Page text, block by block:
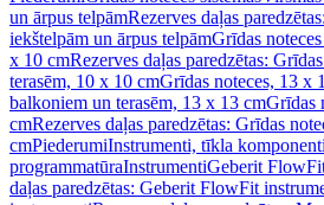
un ārpus telpāmRezerves daļas
iekštelpām un ārpus telpāmGrīdas
x 10 cmRezerves daļas paredzētas:
terasēm, 10 x 10 cmGrīdas noteces, 13 x
balkoniem un terasēm, 13 x 13 cmGrīdas
cmRezerves daļas paredzētas: Grīdas
cmPiederumiInstrumenti, tīkla
programmatūraInstrumentiGeberit
daļas paredzētas: Geberit FlowFit